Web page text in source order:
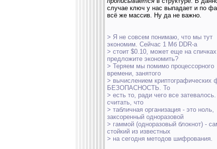
случае ключ у нас выпадает и по
всё же массив. Ну да не важно.
> Я не совсем понимаю, что мы тут
экономим. Сейчас 1 Мб DDR-а
> стоит $0.10, может еще на спичках
предложите экономить?
> Теряем мы помимо процессорного
времени, занятого
> вычислением криптографических
БЕЗОПАСНОСТЬ. То
> есть то, ради чего все
считать, что
> табличная организация - это ноль,
заксоренный одноразовой
> гаммой (одноразовый блокнот) -
стойкий из известных
> на сегодня методов шифрования.